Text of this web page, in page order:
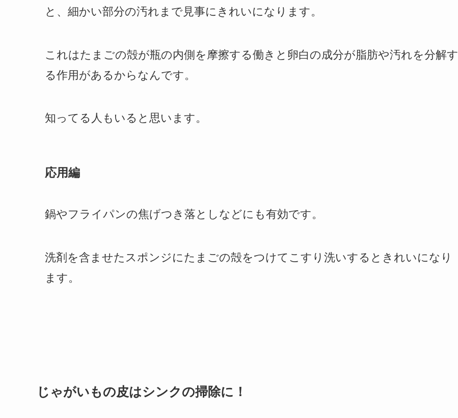
と、細かい部分の汚れまで見事にきれいになります。
これはたまごの殻が瓶の内側を摩擦する働きと卵白の成分が脂肪や汚れを分解す
る作用があるからなんです。
知ってる人もいると思います。
応用編
鍋やフライパンの焦げつき落としなどにも有効です。
洗剤を含ませたスポンジにたまごの殻をつけてこすり洗いするときれいになり
ます。
じゃがいもの皮はシンクの掃除に！